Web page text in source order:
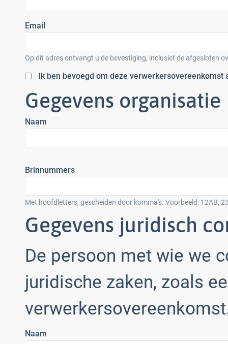
Email
Op dit adres ontvangt u de bevestiging, inclusief de afgesloten
Ik ben bevoegd om deze
Gegevens organisatie
Naam
Brinnummers
Met hoofdletters, gescheiden door komma's. Voorbeeld: 12AB,
Gegevens juridisch
De persoon met wie we
juridische zaken, zoals
Naam